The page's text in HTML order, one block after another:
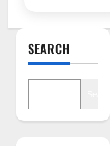
SEARCH